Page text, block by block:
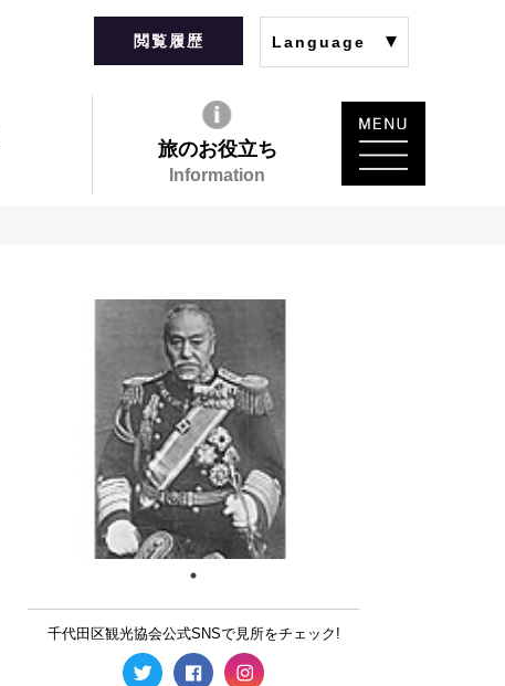
閲覧履歴 Language
旅のお役立ち
Information
千代田区観光協会公式SNSで見所をチェック!